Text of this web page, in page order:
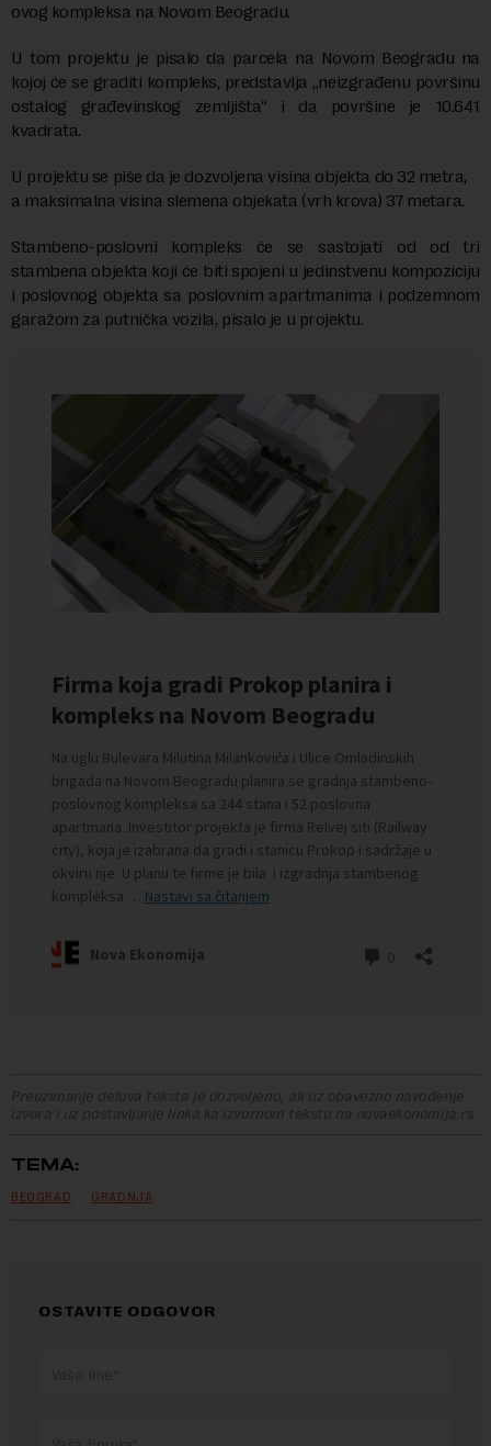
ovog kompleksa na Novom Beogradu.
U tom projektu je pisalo da parcela na Novom Beogradu na
kojoj će se graditi kompleks, predstavlja „neizgrađenu površinu
ostalog građevinskog zemljišta“ i da površine je 10.641
kvadrata.
U projektu se piše da je dozvoljena visina objekta do 32 metra,
a maksimalna visina slemena objekata (vrh krova) 37 metara.
Stambeno-poslovni kompleks će se sastojati od od tri
stambena objekta koji će biti spojeni u jedinstvenu kompoziciju
i poslovnog objekta sa poslovnim apartmanima i podzemnom
garažom za putnička vozila, pisalo je u projektu.
Preuzimanje delova teksta je dozvoljeno, ali uz obavezno navođenje
izvora i uz postavljanje linka ka izvornom tekstu na novaekonomija.rs
TEMA:
BEOGRAD GRADNJA
OSTAVITE ODGOVOR